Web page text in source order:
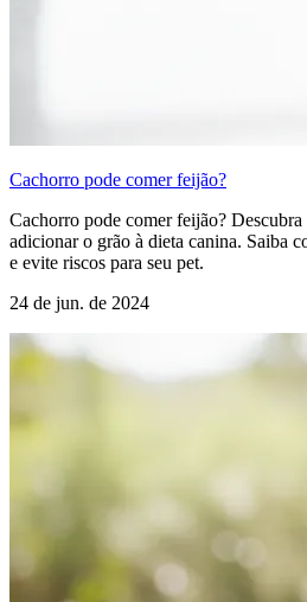
Cachorro pode comer feijão?
Cachorro pode comer feijão? Descubra
adicionar o grão à dieta canina. Saiba
e evite riscos para seu pet.
24 de jun. de 2024